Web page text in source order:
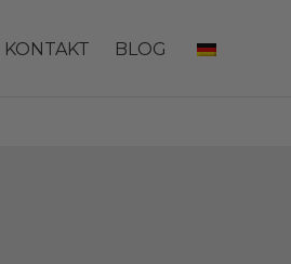
KONTAKT BLOG